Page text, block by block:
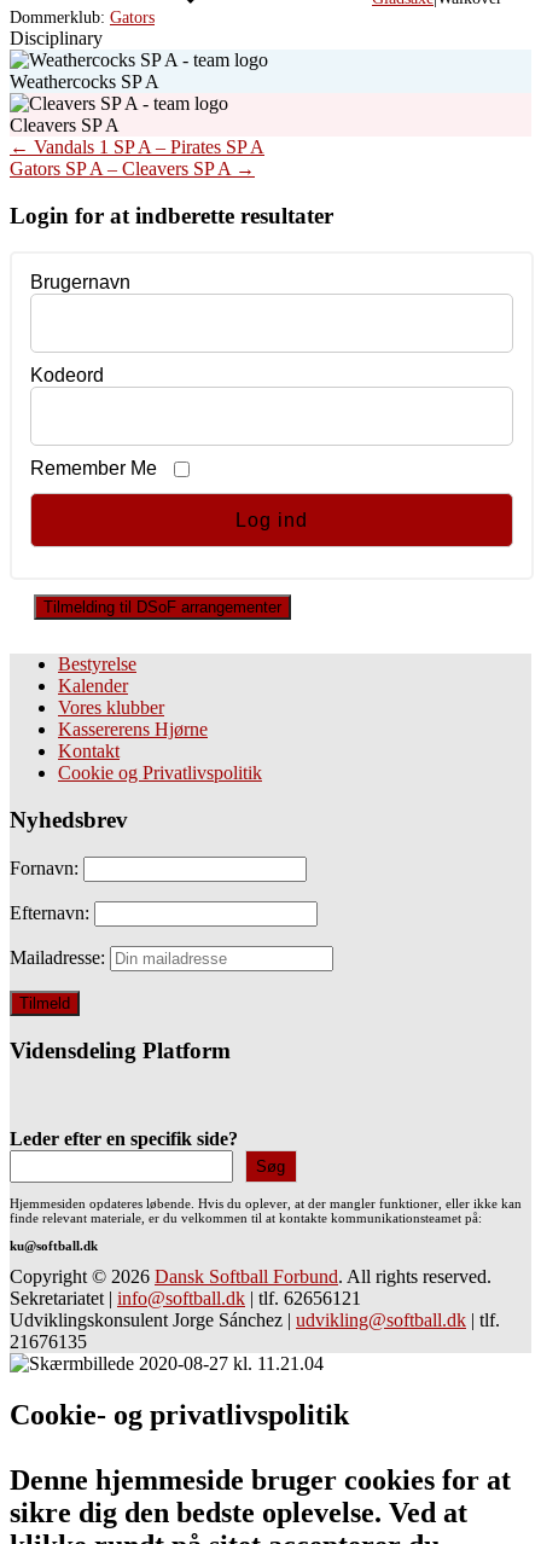
Dommerklub: Gators
Disciplinary
Weathercocks SP A
Cleavers SP A
Post
navigation
← Vandals 1 SP A – Pirates SP A
Gators SP A – Cleavers SP A →
Login for at indberette resultater
Brugernavn
Kodeord
Remember Me
Tilmelding til DSoF arrangementer
Bestyrelse
Kalender
Vores klubber
Kassererens Hjørne
Kontakt
Cookie og Privatlivspolitik
Nyhedsbrev
Fornavn:
Efternavn:
Mailadresse:
Vidensdeling Platform
Leder efter en specifik side?
Søg
Hjemmesiden opdateres løbende. Hvis du oplever, at der mangler funktioner, eller ikke kan
finde relevant materiale, er du velkommen til at kontakte kommunikationsteamet på:
ku@softball.dk
Copyright © 2026 Dansk Softball Forbund. All rights reserved.
Sekretariatet | info@softball.dk | tlf. 62656121
Udviklingskonsulent Jorge Sánchez | udvikling@softball.dk | tlf.
21676135
Cookie- og privatlivspolitik
Denne hjemmeside bruger cookies for at
sikre dig den bedste oplevelse. Ved at